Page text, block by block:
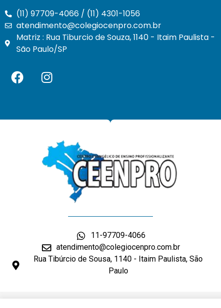
(11) 97709-4066 / (11) 4301-1056
atendimento@colegiocenpro.com.br
Matriz : Rua Tiburcio de Souza, 1140 - Itaim Paulista -
São Paulo/SP
11-97709-4066
atendimento@colegiocenpro.com.br
Rua Tibúrcio de Sousa, 1140 - Itaim Paulista, São
Paulo